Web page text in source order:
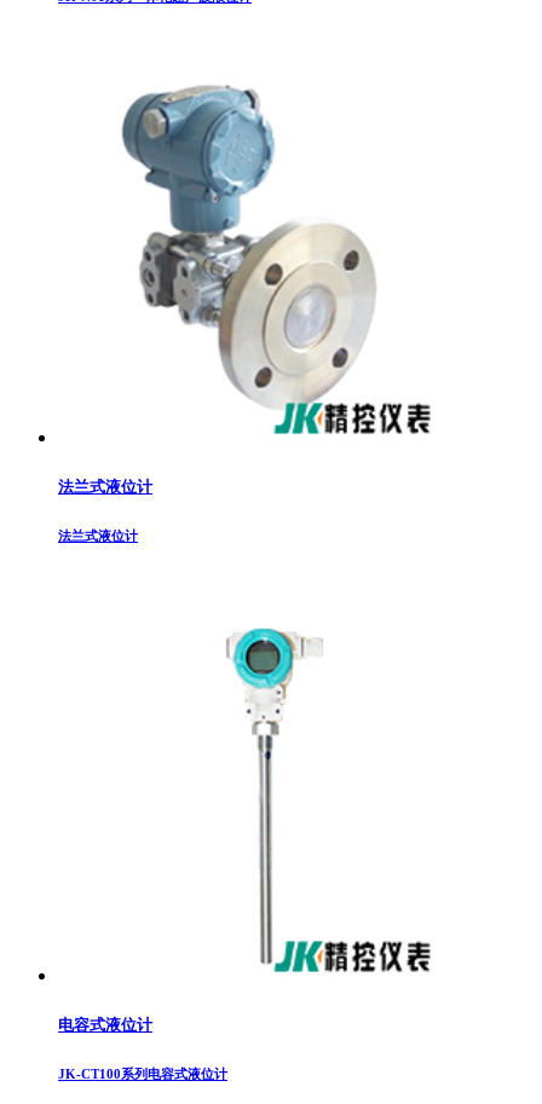
法兰式液位计
法兰式液位计
电容式液位计
JK-CT100系列电容式液位计